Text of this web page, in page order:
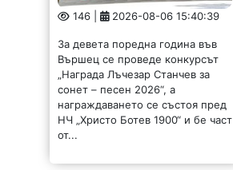
146 | 2026-08-06 15:40:39
За девета поредна година във
Вършец се проведе конкурсът
„Награда Лъчезар Станчев за
сонет – песен 2026“, а
награждаването се състоя пред
НЧ „Христо Ботев 1900“ и бе част
от...